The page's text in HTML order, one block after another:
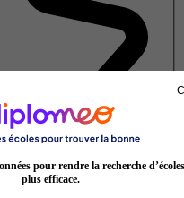
pour rendre la recherche
plus efficace.